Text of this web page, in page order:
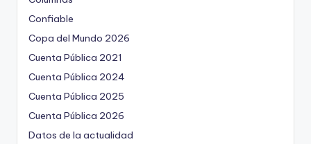
Confiable
Copa del Mundo 2026
Cuenta Pública 2021
Cuenta Pública 2024
Cuenta Pública 2025
Cuenta Pública 2026
Datos de la actualidad